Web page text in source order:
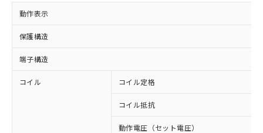
動作表示
保護構造
端子構造
コイル コイル定格
コイル抵抗
動作電圧（セット電圧）